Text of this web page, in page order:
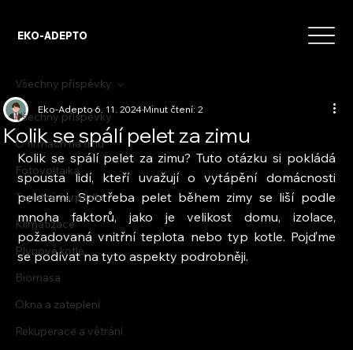
EKO-ADEPTO
Všechny příspěvky
O firmách na trhu
Fotovoltaika
Tepelná čerpadla
Klimatizace
Plynové kotle
Biomasa
Okna a zateplení
Rekuperace a větrání
Všechny příspěvky
Kolik se spálí pelet za zimu
Eko-Adepto6. 11. 2024Minut čtení: 2
Kolik se spálí pelet za zimu? Tuto otázku si pokládá
spousta lidí, kteří uvažují o vytápění domácnosti
peletami. Spotřeba pelet během zimy se liší podle
mnoha faktorů, jako je velikost domu, izolace,
požadovaná vnitřní teplota nebo typ kotle. Pojďme
se podívat na tyto aspekty podrobněji.